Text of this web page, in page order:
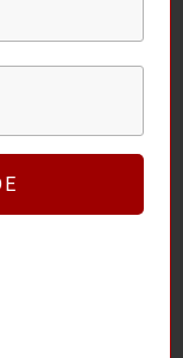
dans une
une cloche.
d’eau bénite mais
et la quête